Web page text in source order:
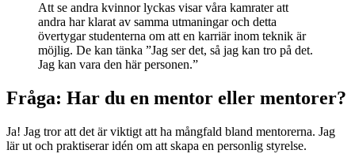
Att se andra kvinnor lyckas visar våra kamrater att
andra har klarat av samma utmaningar och detta
övertygar studenterna om att en karriär inom teknik är
möjlig. De kan tänka ”Jag ser det, så jag kan tro på det.
Jag kan vara den här personen.”
Fråga: Har du en mentor eller mentorer?
Ja! Jag tror att det är viktigt att ha mångfald bland mentorerna. Jag
lär ut och praktiserar idén om att skapa en personlig styrelse.